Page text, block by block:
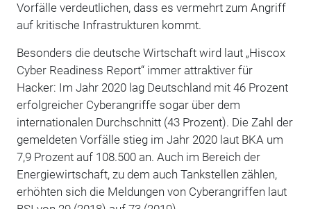
Vorfälle verdeutlichen, dass es vermehrt zum Angriff
auf kritische Infrastrukturen kommt.
Besonders die deutsche Wirtschaft wird laut „Hiscox
Cyber Readiness Report“ immer attraktiver für
Hacker: Im Jahr 2020 lag Deutschland mit 46 Prozent
erfolgreicher Cyberangriffe sogar über dem
internationalen Durchschnitt (43 Prozent). Die Zahl der
gemeldeten Vorfälle stieg im Jahr 2020 laut BKA um
7,9 Prozent auf 108.500 an. Auch im Bereich der
Energiewirtschaft, zu dem auch Tankstellen zählen,
erhöhten sich die Meldungen von Cyberangriffen laut